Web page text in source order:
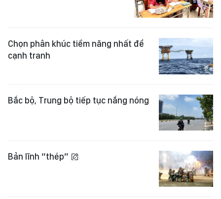
Chọn phân khúc tiềm năng nhất để
cạnh tranh
Bắc bộ, Trung bộ tiếp tục nắng nóng
Bản lĩnh “thép”